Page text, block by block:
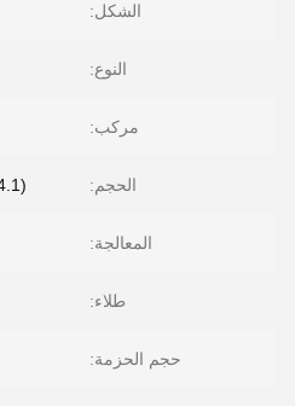
الشكل:
النوع:
مركب:
الحجم: (R44.1 مم - 35.5 مم) × 28.86 مم
المعالجة:
طلاء:
حجم الحزمة: